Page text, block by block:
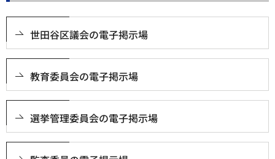
世田谷区議会の電子掲示場
教育委員会の電子掲示場
選挙管理委員会の電子掲示場